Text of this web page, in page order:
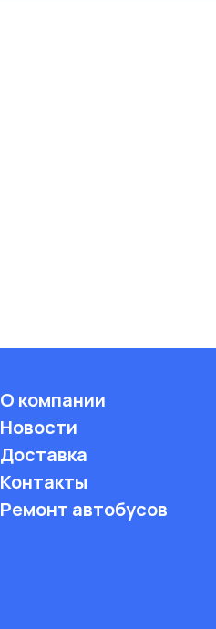
О компании
Новости
Доставка
Контакты
Ремонт автобусов